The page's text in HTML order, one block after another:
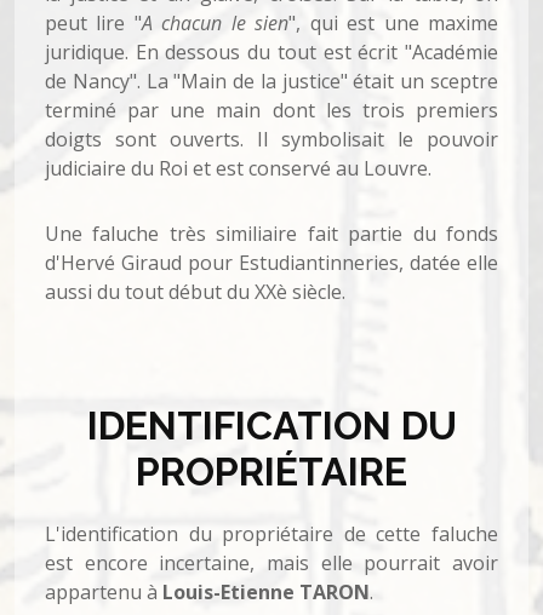
peut lire "A chacun le sien", qui est une maxime
juridique. En dessous du tout est écrit "Académie
de Nancy". La "Main de la justice" était un sceptre
terminé par une main dont les trois premiers
doigts sont ouverts. Il symbolisait le pouvoir
judiciaire du Roi et est conservé au Louvre.
Une faluche très similiaire fait partie du fonds
d'Hervé Giraud pour Estudiantinneries, datée elle
aussi du tout début du XXè siècle.
IDENTIFICATION DU
PROPRIÉTAIRE
L'identification du propriétaire de cette faluche
est encore incertaine, mais elle pourrait avoir
appartenu à Louis-Etienne TARON.